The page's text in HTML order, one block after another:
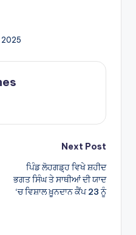
2025
Next Post
ਪਿੰਡ ਲੋਹਗਡ਼੍ਹ ਵਿਖੇ ਸ਼ਹੀਦ
ਭਗਤ ਸਿੰਘ ਤੇ ਸਾਥੀਆਂ ਦੀ ਯਾਦ
‘ਚ ਵਿਸ਼ਾਲ ਖ਼ੂਨਦਾਨ ਕੈਂਪ 23 ਨੂੰ